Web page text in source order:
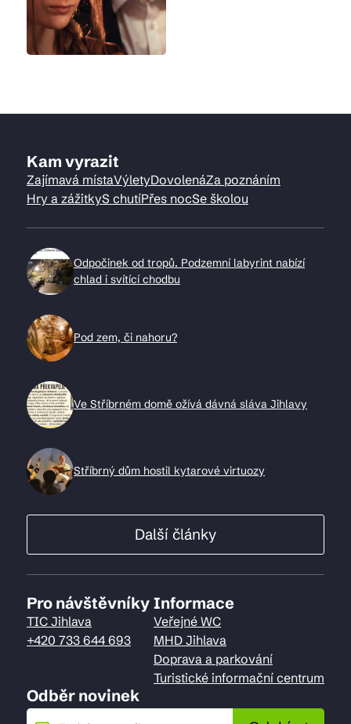
Kam vyrazit
Zajímavá místaVýletyDovolenáZa poznáním
Hry a zážitkyS chutíPřes nocSe školou
Odpočinek od tropů. Podzemní labyrint nabízí
chlad i svítící chodbu
Pod zem, či nahoru?
Ve Stříbrném domě ožívá dávná sláva Jihlavy
Stříbrný dům hostil kytarové virtuozy
Další články
Pro návštěvníky
TIC Jihlava
+420 733 644 693
Informace
Veřejné WC
MHD Jihlava
Doprava a parkování
Turistické informační centrum
Odběr novinek